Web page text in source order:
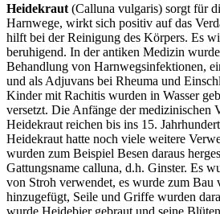
Heidekraut (Calluna vulgaris) sorgt für
Harnwege, wirkt sich positiv auf das
hilft bei der Reinigung des Körpers. Es
beruhigend. In der antiken Medizin
Behandlung von Harnwegsinfektionen,
und als Adjuvans bei Rheuma und
Kinder mit Rachitis wurden in Wasser
versetzt. Die Anfänge der medizinischen
Heidekraut reichen bis ins 15.
Heidekraut hatte noch viele weitere
wurden zum Beispiel Besen daraus
Gattungsname calluna, d.h. Ginster. Es
von Stroh verwendet, es wurde zum Bau
hinzugefügt, Seile und Griffe wurden
wurde Heidebier gebraut und seine